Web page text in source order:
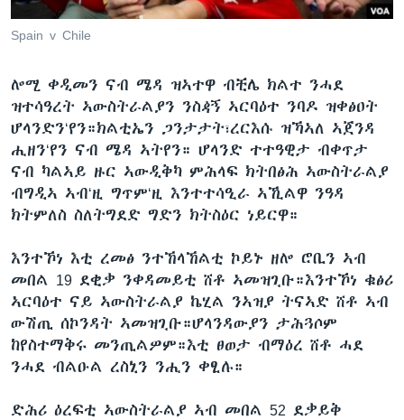
ቂሔ ጽልሚ
ቋንቋታት
Spain v Chile
ሎሚ ቀዲመን ናብ ሜዳ ዝኣተዋ ብቺሌ ክልተ ንሓደ
ዝተሳዓረት ኣውስትራልያን ንስዻኝ ኣርባዕተ ንባዶ ዝቀፅዐት
ሆላንድን‘የን።ክልቲኤን ጋንታታት፣ረርእሱ ዝኻኣለ ኣጀንዳ
ሒዘን‘የን ናብ ሜዳ ኣትየን። ሆላንድ ተተዓዊታ ብቀጥታ
ናብ ካልኣይ ዙር ኣውዲቅካ ምሕላፍ ክትበፅሕ ኣውስትራልያ
ብግዲኣ ኣብ‘ዚ ግጥም‘ዚ እንተተሳዒራ ኣኺልዋ ንዓዳ
ክትምለስ ስለትግደድ ግድን ክትስዕር ነይርዋ።
እንተኾነ እቲ ረመፅ ንተኸላኸልቲ ኮይኑ ዘሎ ሮቢን ኣብ
መበል 19 ደቂቃ ንቀዳመይቲ ሸቶ ኣመዝጊቡ።እንተኾነ ቁፅሪ
ኣርባዕተ ናይ ኣውስትራልያ ኬሂል ንኣዝያ ትናኣድ ሸቶ ኣብ
ውሽጢ ሰኮንዳት ኣመዝጊቡ።ሆላንዳውያን ታሕጓሶም
ከየስተማቅሩ መንጢልዎም።እቲ ፀወታ ብማዕረ ሸቶ ሓደ
ንሓደ ብልዑል ረስኒን ንሒን ቀፂሉ።
ድሕሪ ዕረፍቲ ኣውስትራልያ ኣብ መበል 52 ደቃይቅ